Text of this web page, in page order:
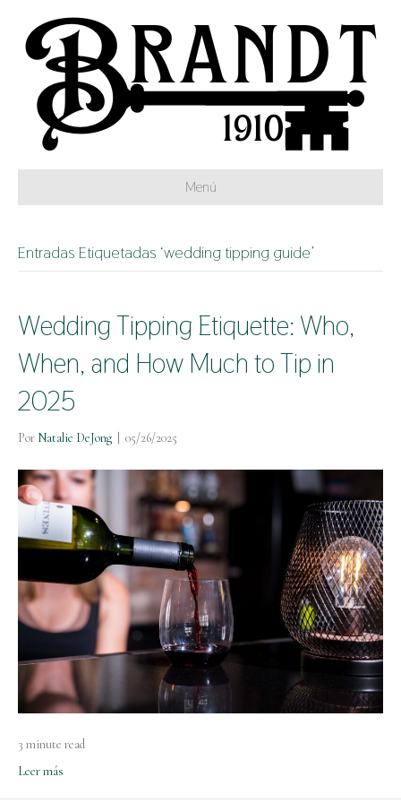
Menú
Entradas Etiquetadas ‘wedding tipping guide’
Wedding Tipping Etiquette: Who,
When, and How Much to Tip in
2025
Por Natalie DeJong 05/26/2025
3 minute read
Leer más